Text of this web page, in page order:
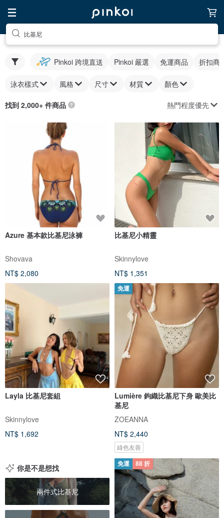
比基尼
Pinkoi 跨境直送 Pinkoi 嚴選 免運商品 折扣商
泳衣樣式 風格 尺寸 材質 顏色
找到 2,000+ 件商品 熱門程度優先
Azure 基本款比基尼泳褲
Shovava
NT$ 2,080
比基尼小精靈
Skinnylove
NT$ 1,351
Layla 比基尼套組
Skinnylove
NT$ 1,692
免運
Lumière 鉤織比基尼下身 歐美比
基尼
ZOEANNA
NT$ 2,440
綠色友善
你是不是想找
兩件式比基尼
免運 88 折